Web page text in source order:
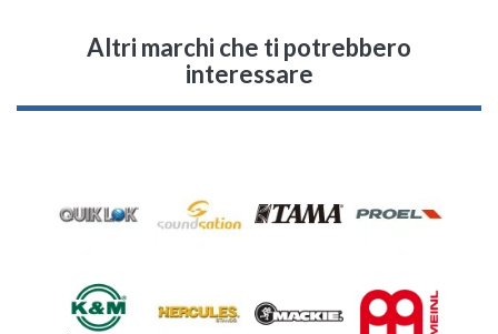
Altri marchi che ti potrebbero
interessare